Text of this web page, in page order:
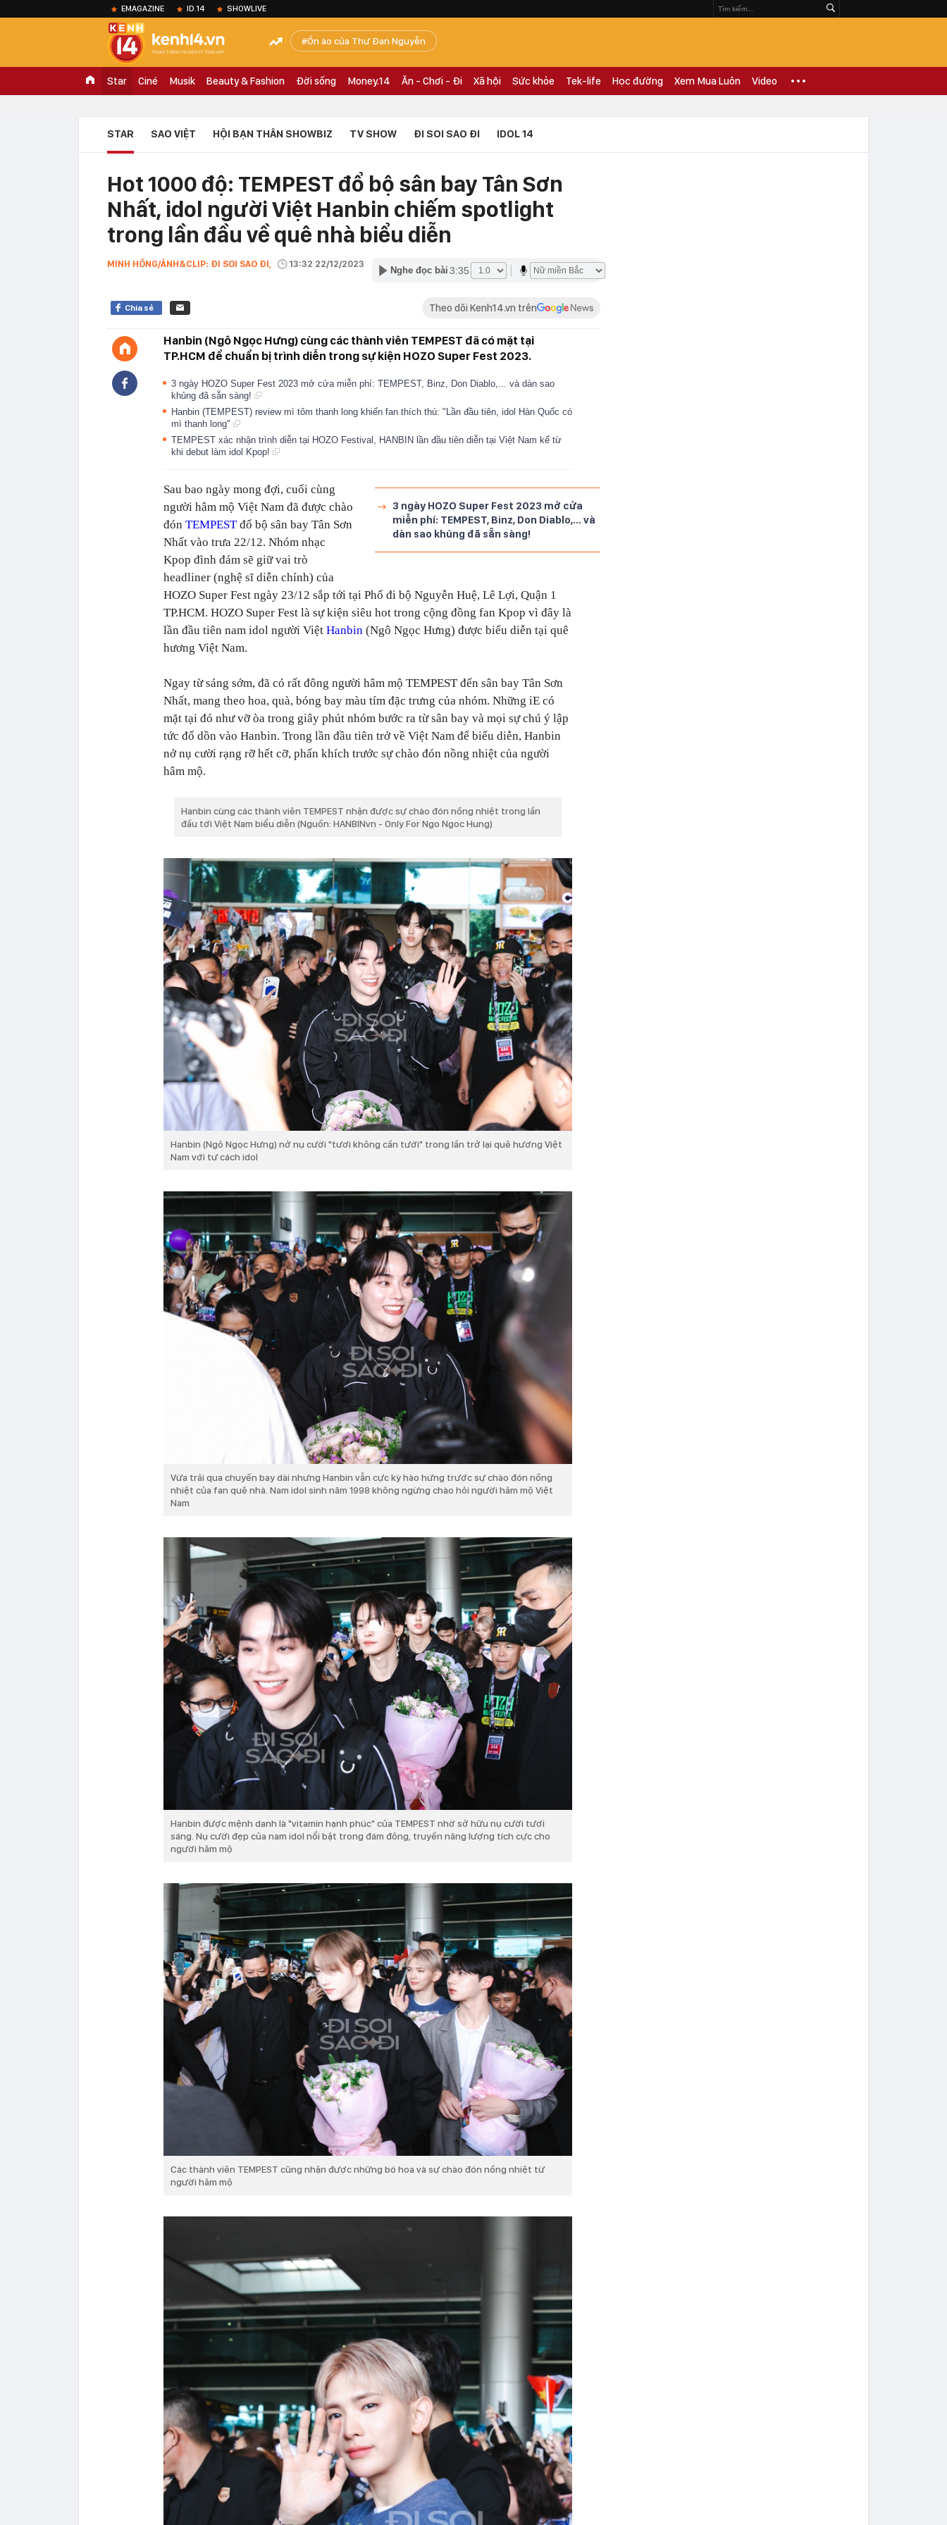
EMAGAZINE ID.14 SHOWLIVE
Ồn ào của Thư Đan Nguyễn
Star Ciné Musik Beauty & Fashion Đời sống Money.14 Ăn - Chơi - Đi Xã hội Sức khỏe Tek-life Học đường Xem Mua Luôn Video
STAR SAO VIỆT HỘI BẠN THÂN SHOWBIZ TV SHOW ĐI SOI SAO ĐI IDOL 14
Hot 1000 độ: TEMPEST đổ bộ sân bay Tân Sơn
Nhất, idol người Việt Hanbin chiếm spotlight
trong lần đầu về quê nhà biểu diễn
MINH HỒNG/ẢNH&CLIP: ĐI SOI SAO ĐI, 13:32 22/12/2023
Nghe đọc bài 3:35
Chia sẻ Theo dõi Kenh14.vn trên
Hanbin (Ngô Ngọc Hưng) cùng các thành viên TEMPEST đã có mặt tại
TP.HCM để chuẩn bị trình diễn trong sự kiện HOZO Super Fest 2023.
3 ngày HOZO Super Fest 2023 mở cửa miễn phí: TEMPEST, Binz, Don Diablo,... và dàn sao
khủng đã sẵn sàng!
Hanbin (TEMPEST) review mì tôm thanh long khiến fan thích thú: "Lần đầu tiên, idol Hàn Quốc có
mì thanh long"
TEMPEST xác nhận trình diễn tại HOZO Festival, HANBIN lần đầu tiên diễn tại Việt Nam kể từ
khi debut làm idol Kpop!
3 ngày HOZO Super Fest 2023 mở cửa
miễn phí: TEMPEST, Binz, Don Diablo,... và
dàn sao khủng đã sẵn sàng!
Sau bao ngày mong đợi, cuối cùng
người hâm mộ Việt Nam đã được chào
đón TEMPESTđổ bộ sân bay Tân Sơn
Nhất vào trưa 22/12. Nhóm nhạc
Kpop đình đám sẽ giữ vai trò
headliner (nghệ sĩ diễn chính) của
HOZO Super Fest ngày 23/12 sắp tới tại Phố đi bộ Nguyễn Huệ, Lê Lợi, Quận 1
TP.HCM. HOZO Super Fest là sự kiện siêu hot trong cộng đồng fan Kpop vì đây là
lần đầu tiên nam idol người Việt Hanbin (Ngô Ngọc Hưng) được biểu diễn tại quê
hương Việt Nam.
Ngay từ sáng sớm, đã có rất đông người hâm mộ TEMPEST đến sân bay Tân Sơn
Nhất, mang theo hoa, quà, bóng bay màu tím đặc trưng của nhóm. Những iE có
mặt tại đó như vỡ òa trong giây phút nhóm bước ra từ sân bay và mọi sự chú ý lập
tức đổ dồn vào Hanbin. Trong lần đầu tiên trở về Việt Nam để biểu diễn, Hanbin
nở nụ cười rạng rỡ hết cỡ, phấn khích trước sự chào đón nồng nhiệt của người
hâm mộ.
Hanbin cùng các thành viên TEMPEST nhận được sự chào đón nồng nhiệt trong lần
đầu tới Việt Nam biểu diễn (Nguồn: HANBINvn - Only For Ngo Ngoc Hung)
Hanbin (Ngô Ngọc Hưng) nở nụ cười "tươi không cần tưới" trong lần trở lại quê hương Việt
Nam với tư cách idol
Vừa trải qua chuyến bay dài nhưng Hanbin vẫn cực kỳ hào hứng trước sự chào đón nồng
nhiệt của fan quê nhà. Nam idol sinh năm 1998 không ngừng chào hỏi người hâm mộ Việt
Nam
Hanbin được mệnh danh là "vitamin hạnh phúc" của TEMPEST nhờ sở hữu nụ cười tươi
sáng. Nụ cười đẹp của nam idol nổi bật trong đám đông, truyền năng lượng tích cực cho
người hâm mộ
Các thành viên TEMPEST cũng nhận được những bó hoa và sự chào đón nồng nhiệt từ
người hâm mộ